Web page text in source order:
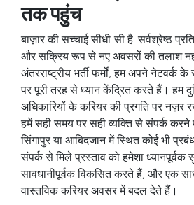
तक पहुंच
बाज़ार की सच्चाई सीधी-सी है: सर्वश्रेष्ठ
और सक्रिय रूप से नए अवसरों की तलाश
अंतरराष्ट्रीय भर्ती फर्मों, हम अपने नेटवर्क के
पर पूरी तरह से ध्यान केंद्रित करते हैं। हम
अधिकारियों के करियर की प्रगति पर नज़र
हमें सही समय पर सही व्यक्ति से संपर्क करने
सिंगापुर या आबिदजान में स्थित कोई भी
संपर्क से मिले प्रस्ताव को हमेशा ध्यानपूर्वक
सावधानीपूर्वक विकसित करते हैं, और एक
वास्तविक करियर अवसर में बदल देते हैं।